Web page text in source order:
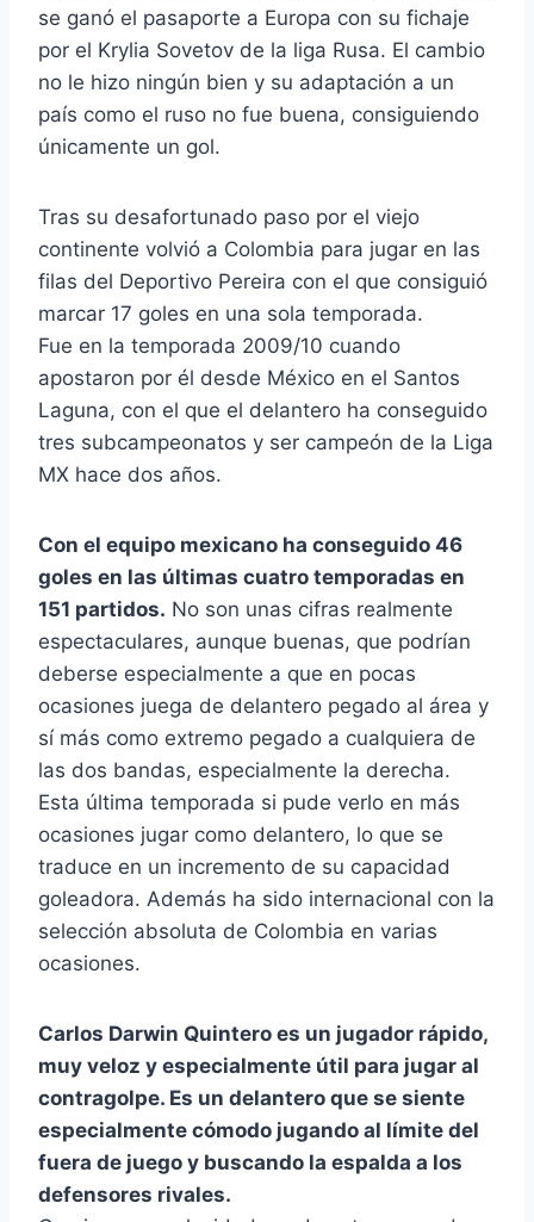
se ganó el pasaporte a Europa con su fichaje
por el Krylia Sovetov de la liga Rusa. El cambio
no le hizo ningún bien y su adaptación a un
país como el ruso no fue buena, consiguiendo
únicamente un gol.
Tras su desafortunado paso por el viejo
continente volvió a Colombia para jugar en las
filas del Deportivo Pereira con el que consiguió
marcar 17 goles en una sola temporada.
Fue en la temporada 2009/10 cuando
apostaron por él desde México en el Santos
Laguna, con el que el delantero ha conseguido
tres subcampeonatos y ser campeón de la Liga
MX hace dos años.
Con el equipo mexicano ha conseguido 46
goles en las últimas cuatro temporadas en
151 partidos. No son unas cifras realmente
espectaculares, aunque buenas, que podrían
deberse especialmente a que en pocas
ocasiones juega de delantero pegado al área y
sí más como extremo pegado a cualquiera de
las dos bandas, especialmente la derecha.
Esta última temporada si pude verlo en más
ocasiones jugar como delantero, lo que se
traduce en un incremento de su capacidad
goleadora. Además ha sido internacional con la
selección absoluta de Colombia en varias
ocasiones.
Carlos Darwin Quintero es un jugador rápido,
muy veloz y especialmente útil para jugar al
contragolpe. Es un delantero que se siente
especialmente cómodo jugando al límite del
fuera de juego y buscando la espalda a los
defensores rivales.